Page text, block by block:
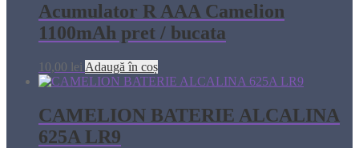
Acumulator R AAA Camelion
1100mAh pret / bucata
10,00 lei Adaugă în coș
CAMELION BATERIE ALCALINA
625A LR9